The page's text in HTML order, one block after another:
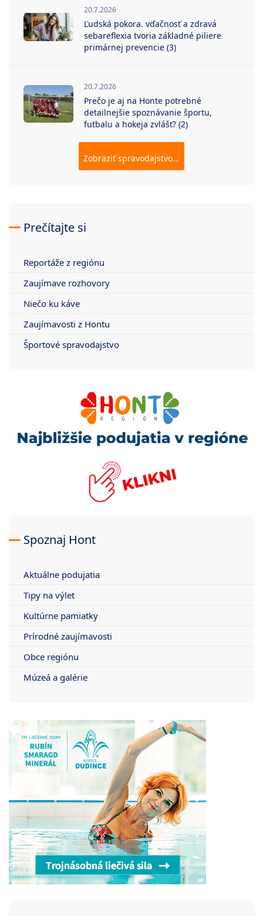
20.7.2026
Ľudská pokora. vďačnosť a zdravá
sebareflexia tvoria základné piliere
primárnej prevencie (3)
20.7.2026
Prečo je aj na Honte potrebné
detailnejšie spoznávanie športu,
futbalu a hokeja zvlášť? (2)
Zobraziť spravodajstvo...
Prečítajte si
Reportáže z regiónu
Zaujímave rozhovory
Niečo ku káve
Zaujímavosti z Hontu
Športové spravodajstvo
Spoznaj Hont
Aktuálne podujatia
Tipy na výlet
Kultúrne pamiatky
Prírodné zaujímavosti
Obce regiónu
Múzeá a galérie